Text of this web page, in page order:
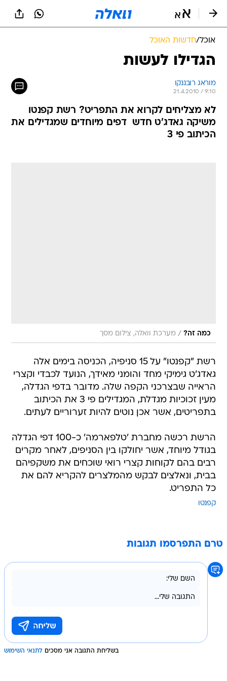
אוכל/חדשות האוכל
הגדילו לעשות
מוראג רובננקו
21.4.2010 / 9:10
לא מצליחים לקרוא את התפריט? רשת קפנטו
משיקה גאדג'ט חדש  דפים מיוחדים שמגדילים את
הכיתוב פי 3
כמה זה? / מערכת וואלה, צילום מסך
רשת "קפנטו" על 15 סניפיה, הכניסה בימים אלה
גאדג'ט גימיקי מחד והומני מאידך, הנועד לכבדי וקצרי
הראייה שבצרכני הקפה שלה. מדובר בדפי הגדלה,
מעין זכוכיות מגדלת, המגדילים פי 3 את הכיתוב
בתפריטים, אשר אכן נוטים להיות זערוריים לעתים.
הרשת רכשה מחברת 'טלפארמה' כ-100 דפי הגדלה
בגודל מיוחד, אשר יחולקו בין הסניפים, לאחר מקרים
רבים בהם לקוחות קצרי רואי שוכחים את משקפיהם
בבית, ונאלצים לבקש מהמלצרים להקריא להם את
כל התפריט.
קפנטו
טרם התפרסמו תגובות
בשליחת התגובה אני מסכים לתנאי השימוש